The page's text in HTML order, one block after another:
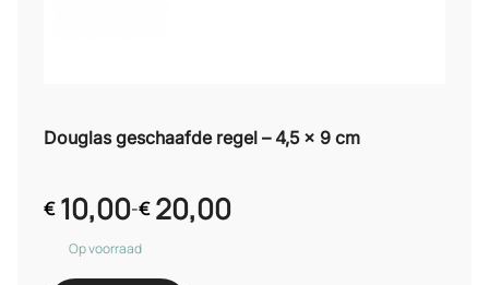
Douglas geschaafde regel – 4,5 x 9 cm
€10,00-€20,00
Op voorraad